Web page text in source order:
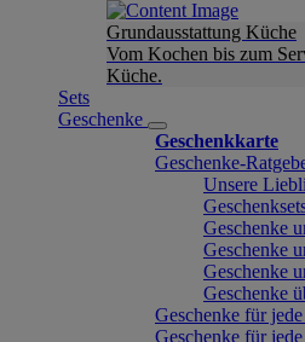
Grundausstattung Küche
Vom Kochen bis zum
Küche.
Sets
Geschenke
Geschenkkarte
Geschenke-
Unsere
Geschenke
Geschenke
Geschenke
Geschenke
Geschenke für
Geschenke für